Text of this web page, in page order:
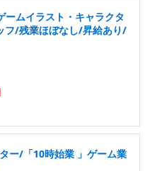
ームイラスト・キャラクタ
フ/残業ほぼなし/昇給あり/
ー/「10時始業 」ゲーム業